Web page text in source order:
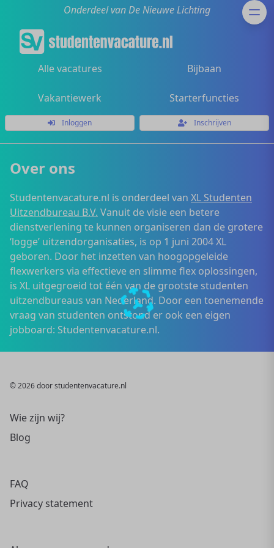
Onderdeel van De Nieuwe Lichting
Alle vacatures Bijbaan
Vakantiewerk Starterfuncties
Inloggen Inschrijven
Over ons
Studentenvacature.nl is onderdeel van XL Studenten
Uitzendbureau B.V. Vanuit de visie een betere
dienstverlening te kunnen organiseren dan de grotere
‘logge’ uitzendorganisaties, is op 1 juni 2004 XL
geboren. Door het inzetten van hoogopgeleide
flexwerkers via effectieve en slimme flex oplossingen,
is XL uitgegroeid tot één van de grootste studenten
uitzendbureaus van Nederland. Door een toenemende
vraag van studenten ontstond er ook een eigen
jobboard: Studentenvacature.nl.
© 2026 door studentenvacature.nl
Wie zijn wij?
Blog
FAQ
Privacy statement